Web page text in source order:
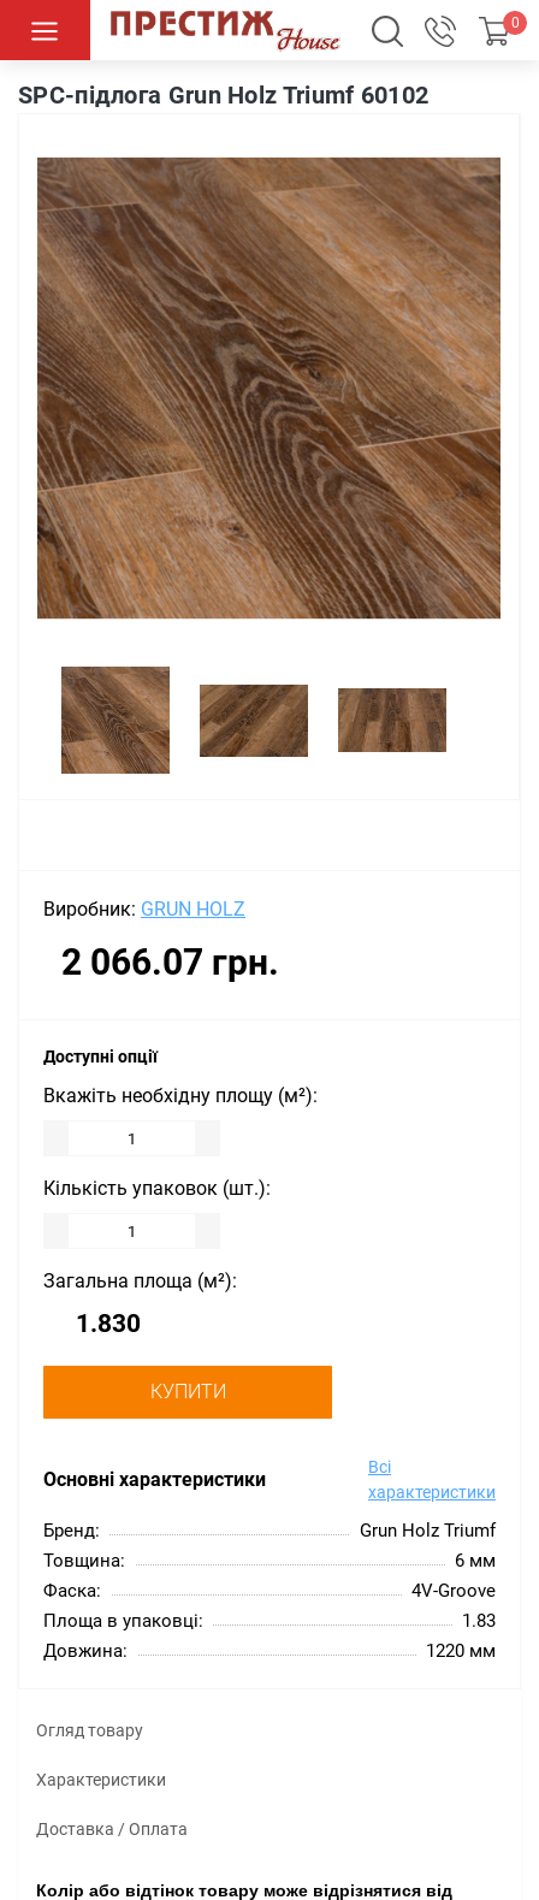
0
SPC-підлога Grun Holz Triumf 60102
SPC-підлога Grun Holz Triumf 60102
Виробник: GRUN HOLZ
2 066.07 грн.
Основні характеристики
Всі
характеристики
Бренд:
Grun Holz Triumf
Товщина:
6 мм
Фаска:
4V-Groove
Площа в упаковці:
1.83
Довжина:
1220 мм
Доступні опції
Вкажіть необхідну площу (м²):
Кількість упаковок (шт.):
Загальна площа (м²):
КУПИТИ
Огляд товару
Характеристики
Доставка / Оплата
Колір або відтінок товару може відрізнятися від